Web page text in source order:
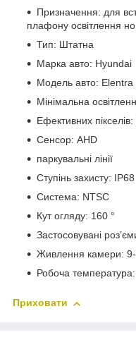
Призначення: для
плафону освітлення
Тип: Штатна
Марка авто: Hyundai
Модель авто: Elentra
Мінімальна
Ефективних
Сенсор: AHD
паркувальні лінії
Ступінь захисту: IP68
Система: NTSC
Кут огляду: 160 °
Застосовувані
Живлення камери:
Робоча
Приховати